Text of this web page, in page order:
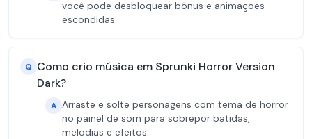
você pode desbloquear bônus e animações
escondidas.
Q Como crio música em Sprunki Horror Version
Dark?
A Arraste e solte personagens com tema de horror
no painel de som para sobrepor batidas,
melodias e efeitos.